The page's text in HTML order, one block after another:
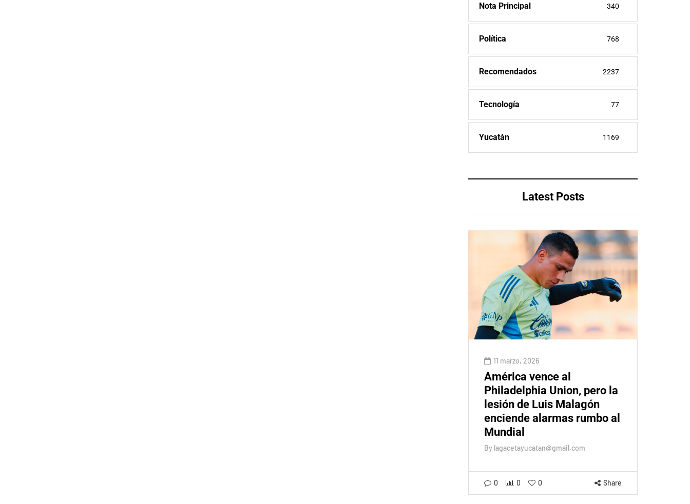
Nota Principal 340
Política 768
Recomendados 2237
Tecnología 77
Yucatán 1169
Latest Posts
11 marzo, 2026
América vence al
Philadelphia Union, pero la
lesión de Luis Malagón
enciende alarmas rumbo al
Mundial
By lagacetayucatan@gmail.com
0 0 0 Share